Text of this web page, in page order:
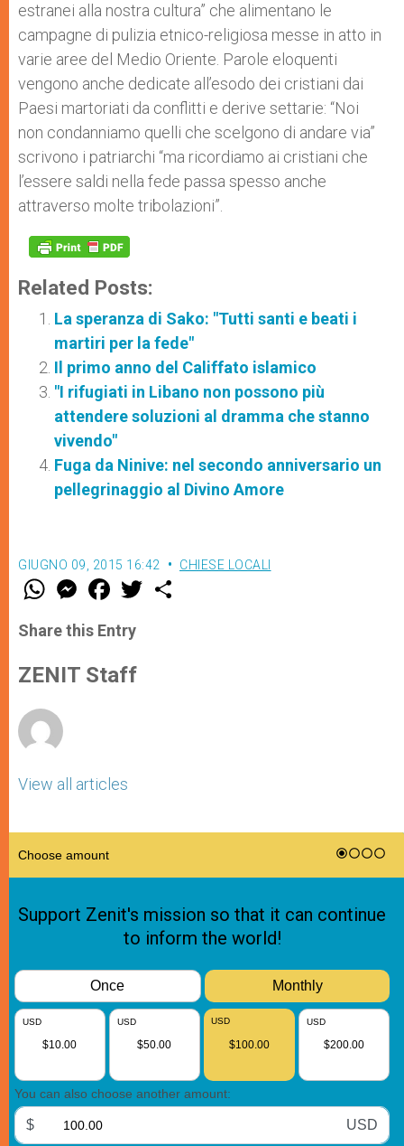
estranei alla nostra cultura” che alimentano le
campagne di pulizia etnico-religiosa messe in atto in
varie aree del Medio Oriente. Parole eloquenti
vengono anche dedicate all’esodo dei cristiani dai
Paesi martoriati da conflitti e derive settarie: “Noi
non condanniamo quelli che scelgono di andare via”
scrivono i patriarchi “ma ricordiamo ai cristiani che
l’essere saldi nella fede passa spesso anche
attraverso molte tribolazioni”.
Related Posts:
La speranza di Sako: "Tutti santi e beati i
martiri per la fede"
Il primo anno del Califfato islamico
"I rifugiati in Libano non possono più
attendere soluzioni al dramma che stanno
vivendo"
Fuga da Ninive: nel secondo anniversario un
pellegrinaggio al Divino Amore
GIUGNO 09, 2015 16:42 CHIESE LOCALI
W
t
s
p
p
M
e
s
e
g
e
F
a
e
b
o
k
w
Share this Entry
ZENIT Staff
View all articles